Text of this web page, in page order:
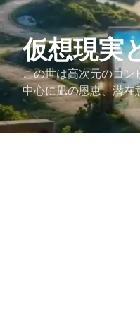
仮想現実
この世は高次元のコン
中心に凪の恩恵、潜在